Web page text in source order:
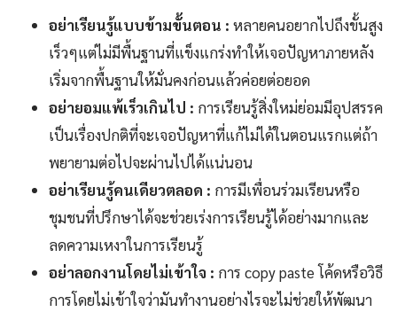
อย่าเรียนรู้แบบข้ามขั้นตอน : หลายคนอยากไปถึงขั้นสูง
เร็วๆแต่ไม่มีพื้นฐานที่แข็งแกร่งทำให้เจอปัญหาภายหลัง
เริ่มจากพื้นฐานให้มั่นคงก่อนแล้วค่อยต่อยอด
อย่ายอมแพ้เร็วเกินไป : การเรียนรู้สิ่งใหม่ย่อมมีอุปสรรค
เป็นเรื่องปกติที่จะเจอปัญหาที่แก้ไม่ได้ในตอนแรกแต่ถ้า
พยายามต่อไปจะผ่านไปได้แน่นอน
อย่าเรียนรู้คนเดียวตลอด : การมีเพื่อนร่วมเรียนหรือ
ชุมชนที่ปรึกษาได้จะช่วยเร่งการเรียนรู้ได้อย่างมากและ
ลดความเหงาในการเรียนรู้
อย่าลอกงานโดยไม่เข้าใจ : การ copy paste โค้ดหรือวิธี
การโดยไม่เข้าใจว่ามันทำงานอย่างไรจะไม่ช่วยให้พัฒนา